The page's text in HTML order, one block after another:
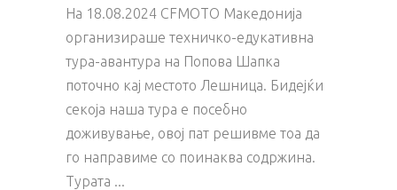
На 18.08.2024 CFMOTO Mакедонија
организираше техничко-едукативна
тура-авантура на Попова Шапка
поточно кај местото Лешница. Бидејќи
секоја наша тура е посебно
доживување, овој пат решивме тоа да
го направиме со поинаква содржина.
Турата